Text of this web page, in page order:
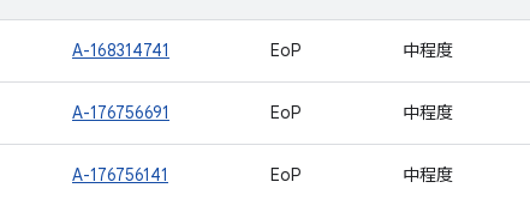
A-168314741 EoP 中程度
A-176756691 EoP 中程度
A-176756141 EoP 中程度